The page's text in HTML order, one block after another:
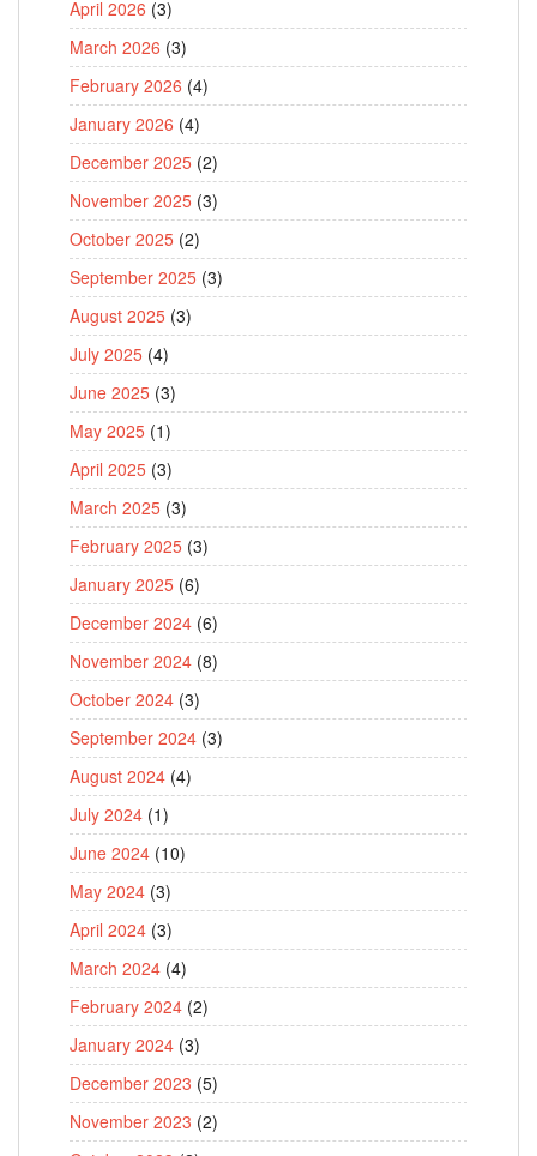
April 2026 (3)
March 2026 (3)
February 2026 (4)
January 2026 (4)
December 2025 (2)
November 2025 (3)
October 2025 (2)
September 2025 (3)
August 2025 (3)
July 2025 (4)
June 2025 (3)
May 2025 (1)
April 2025 (3)
March 2025 (3)
February 2025 (3)
January 2025 (6)
December 2024 (6)
November 2024 (8)
October 2024 (3)
September 2024 (3)
August 2024 (4)
July 2024 (1)
June 2024 (10)
May 2024 (3)
April 2024 (3)
March 2024 (4)
February 2024 (2)
January 2024 (3)
December 2023 (5)
November 2023 (2)